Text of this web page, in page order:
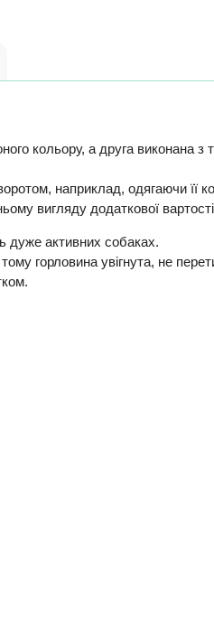
кольору, а друга виконана з
наприклад, одягаючи
вигляду додаткової
дуже активних собаках.
горловина увігнута, не